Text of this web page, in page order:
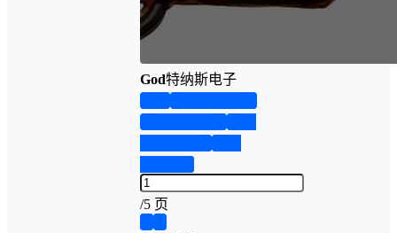
God特纳斯电子
/5 页